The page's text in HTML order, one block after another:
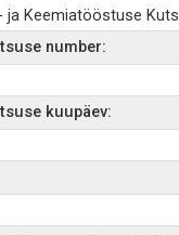
ja Keemiatööstuse
number:
kuupäev: